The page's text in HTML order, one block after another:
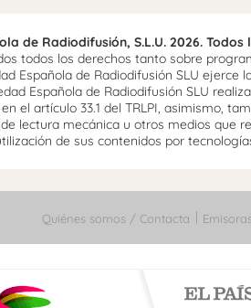
de Radiodifusión, S.L.U. 2026.
todos los derechos tanto sobre
Española de Radiodifusión SLU
Española de Radiodifusión SLU
el artículo 33.1 del TRLPI, asimismo,
lectura mecánica u otros medios que
de sus contenidos por
Quiénes somos / Contacta